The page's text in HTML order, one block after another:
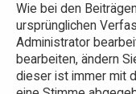
Wie bei den
ursprünglichen
Administrator
bearbeiten, ändern
dieser ist immer mit